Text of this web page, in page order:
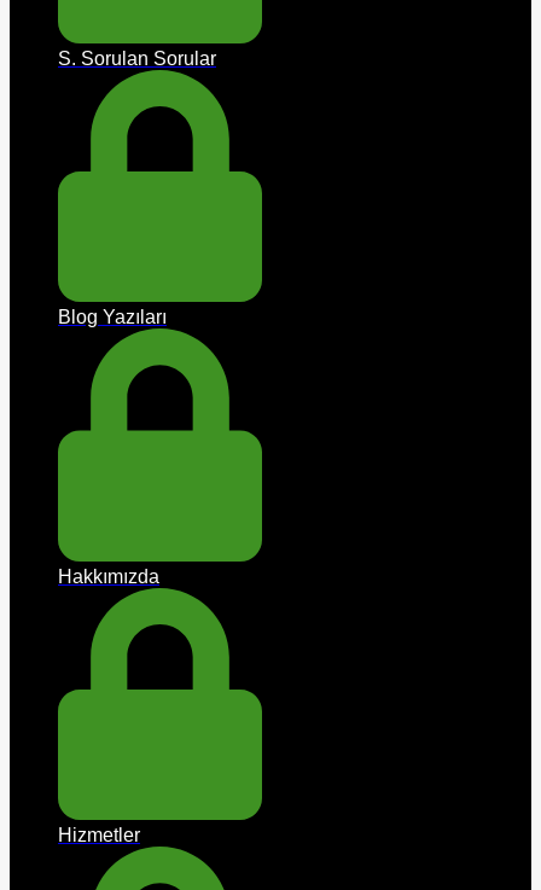
S. Sorulan Sorular
Blog Yazıları
Hakkımızda
Hizmetler